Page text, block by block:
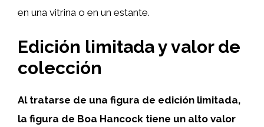
en una vitrina o en un estante.
Edición limitada y valor de
colección
Al tratarse de una figura de edición limitada,
la figura de Boa Hancock tiene un alto valor